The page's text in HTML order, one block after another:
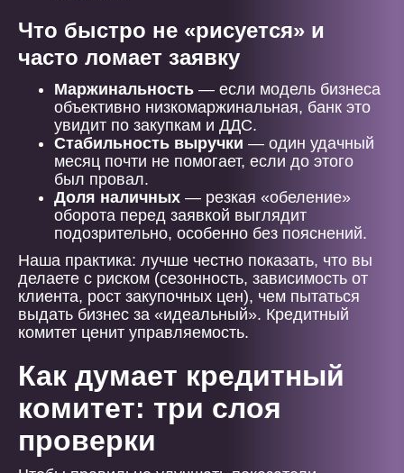
Что быстро не «рисуется» и
часто ломает заявку
Маржинальность — если модель бизнеса
объективно низкомаржинальная, банк это
увидит по закупкам и ДДС.
Стабильность выручки — один удачный
месяц почти не помогает, если до этого
был провал.
Доля наличных — резкая «обеление»
оборота перед заявкой выглядит
подозрительно, особенно без пояснений.
Наша практика: лучше честно показать, что вы
делаете с риском (сезонность, зависимость от
клиента, рост закупочных цен), чем пытаться
выдать бизнес за «идеальный». Кредитный
комитет ценит управляемость.
Как думает кредитный
комитет: три слоя
проверки